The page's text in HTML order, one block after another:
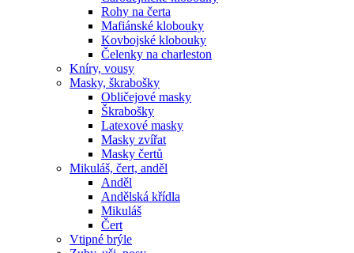
Rohy na čerta
Mafiánské klobouky
Kovbojské klobouky
Čelenky na charleston
Kníry, vousy
Masky, škrabošky
Obličejové masky
Škrabošky
Latexové masky
Masky zvířat
Masky čertů
Mikuláš, čert, anděl
Anděl
Andělská křídla
Mikuláš
Čert
Vtipné brýle